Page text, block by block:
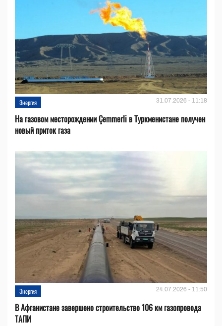
Энергия 31.07.2026 - 11:18
На газовом месторождении Çemmerli в Туркменистане получен
новый приток газа
Энергия 24.07.2026 - 11:50
В Афганистане завершено строительство 106 км газопровода
ТАПИ